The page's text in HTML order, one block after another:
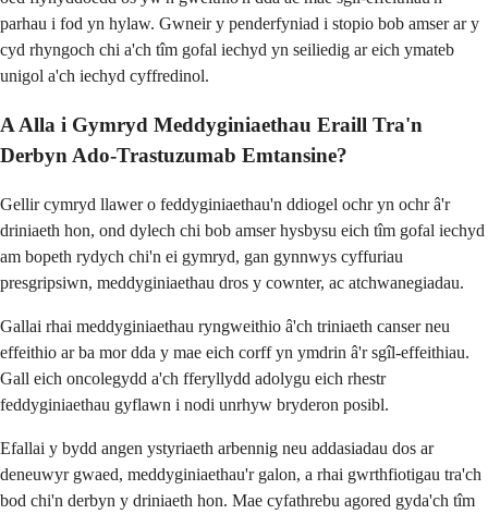
parhau i fod yn hylaw. Gwneir y penderfyniad i stopio bob amser ar y
cyd rhyngoch chi a'ch tîm gofal iechyd yn seiliedig ar eich ymateb
unigol a'ch iechyd cyffredinol.
A Alla i Gymryd Meddyginiaethau Eraill Tra'n
Derbyn Ado-Trastuzumab Emtansine?
Gellir cymryd llawer o feddyginiaethau'n ddiogel ochr yn ochr â'r
driniaeth hon, ond dylech chi bob amser hysbysu eich tîm gofal iechyd
am bopeth rydych chi'n ei gymryd, gan gynnwys cyffuriau
presgripsiwn, meddyginiaethau dros y cownter, ac atchwanegiadau.
Gallai rhai meddyginiaethau ryngweithio â'ch triniaeth canser neu
effeithio ar ba mor dda y mae eich corff yn ymdrin â'r sgîl-effeithiau.
Gall eich oncolegydd a'ch fferyllydd adolygu eich rhestr
feddyginiaethau gyflawn i nodi unrhyw bryderon posibl.
Efallai y bydd angen ystyriaeth arbennig neu addasiadau dos ar
deneuwyr gwaed, meddyginiaethau'r galon, a rhai gwrthfiotigau tra'ch
bod chi'n derbyn y driniaeth hon. Mae cyfathrebu agored gyda'ch tîm